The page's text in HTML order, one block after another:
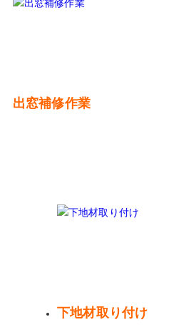
出窓補修作業
下地材取り付け